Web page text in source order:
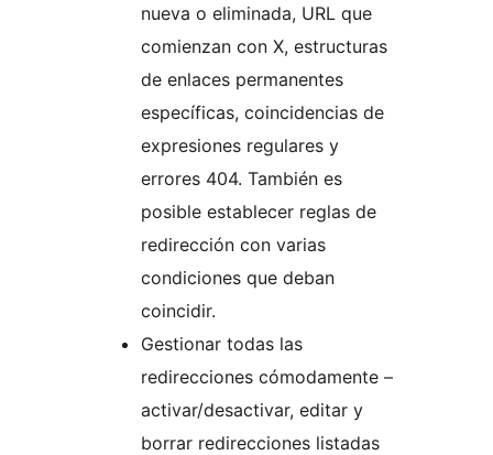
nueva o eliminada, URL que
comienzan con X, estructuras
de enlaces permanentes
específicas, coincidencias de
expresiones regulares y
errores 404. También es
posible establecer reglas de
redirección con varias
condiciones que deban
coincidir.
Gestionar todas las
redirecciones cómodamente –
activar/desactivar, editar y
borrar redirecciones listadas